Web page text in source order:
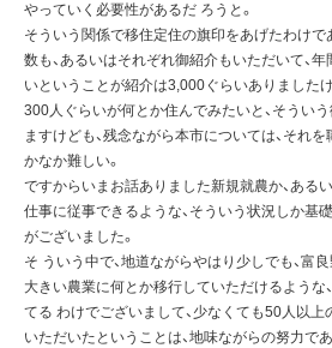
やっていく必要性があるだ ろうと。
そういう関係で移住定住の旗印をあげたわけで
数も、あるいはそれぞれ御紹介もいただいて、
いということが紹介は3,000ぐらいありました
300人ぐらいが何とか住んでみたいと、そうい
ますけども、残念ながら本市については、それ
かなか難しい。
ですからいまお話ありました新規就農か、ある
仕事に従事できるような、そういう状況しか基
がございました。
そ ういう中で、地道ながらやはり少しでも、富
大きい農業に何とか移行していただけるような
てる わけでございまして、少なくても50人以上
いただいたということは、地味ながらの努力で